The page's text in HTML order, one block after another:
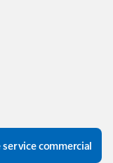
service commercial